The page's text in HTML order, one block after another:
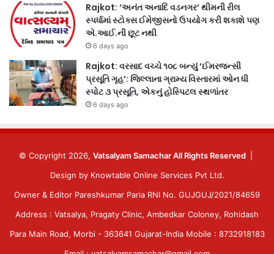
Rajkot: ‘અનંત અનાદિ વડનગર’ થીમની રીલ
સ્પર્ધામાં સ્ટોક્સ ઈમેજીસનો ઉપયોગ કરી શકાશે પણ
એ.આઈ.ની છૂટ નથી
6 days ago
Rajkot: વરસાદ વચ્ચે ૧૦૮ બન્યું ‘ઈમરજન્સી
પ્રસૂતિ ગૃહ’: જિલ્લાના ગ્રામ્ય વિસ્તારમાં ઓન ધી
સ્પોટ ૩ પ્રસૂતિ, એકનું હોસ્પિટલ સ્થળાંતર
6 days ago
© Copyright 2026, Vatsalyam Samachar All Rights Reserved
Design by Knowtable Online Services Pvt Ltd.
Owner & Editor Pareshkumar Paria RNI No. GUJGUJ/2021/84659
Address : Vatsalya, Pragaty Clinic, Ambedkar Coloney, Rohidash
Para Main Road, Morbi - 363641 Gujarat-India Mobile : 8732918183